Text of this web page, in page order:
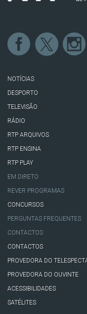
NOTÍCIAS
DESPORTO
TELEVISÃO
RÁDIO
RTP ARQUIVOS
RTP ENSINA
RTP PLAY
EM DIRETO
REVER PROGRAMAS
CONCURSOS
PERGUNTAS FREQUENTES
CONTACTOS
CONTACTOS
PROVEDORA DO
PROVEDORA DO OUVINTE
ACESSIBILIDADES
SATÉLITES